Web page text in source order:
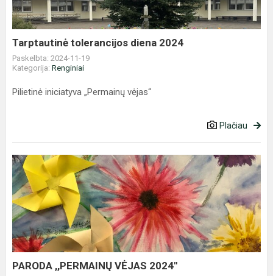
Tarptautinė tolerancijos diena 2024
Paskelbta: 2024-11-19
Kategorija: Renginiai
Pilietinė iniciatyva „Permainų vėjas“
Plačiau
PARODA
,,PERMAINŲ
VĖJAS
2024"
PARODA ,,PERMAINŲ VĖJAS 2024"